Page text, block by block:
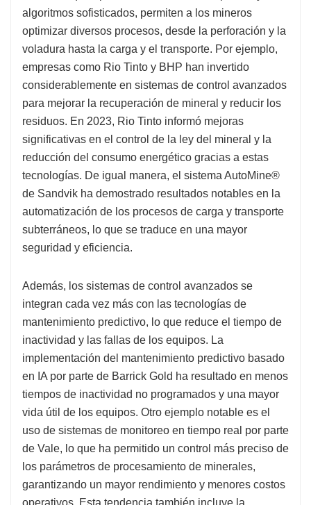
algoritmos sofisticados, permiten a los mineros
optimizar diversos procesos, desde la perforación y la
voladura hasta la carga y el transporte. Por ejemplo,
empresas como Rio Tinto y BHP han invertido
considerablemente en sistemas de control avanzados
para mejorar la recuperación de mineral y reducir los
residuos. En 2023, Rio Tinto informó mejoras
significativas en el control de la ley del mineral y la
reducción del consumo energético gracias a estas
tecnologías. De igual manera, el sistema AutoMine®
de Sandvik ha demostrado resultados notables en la
automatización de los procesos de carga y transporte
subterráneos, lo que se traduce en una mayor
seguridad y eficiencia.
Además, los sistemas de control avanzados se
integran cada vez más con las tecnologías de
mantenimiento predictivo, lo que reduce el tiempo de
inactividad y las fallas de los equipos. La
implementación del mantenimiento predictivo basado
en IA por parte de Barrick Gold ha resultado en menos
tiempos de inactividad no programados y una mayor
vida útil de los equipos. Otro ejemplo notable es el
uso de sistemas de monitoreo en tiempo real por parte
de Vale, lo que ha permitido un control más preciso de
los parámetros de procesamiento de minerales,
garantizando un mayor rendimiento y menores costos
operativos. Esta tendencia también incluye la